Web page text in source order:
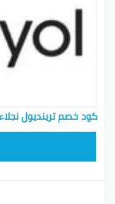
كود خصم ترينديول